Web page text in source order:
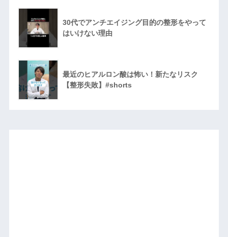
30代でアンチエイジング目的の整形をやって
はいけない理由
最近のヒアルロン酸は怖い！新たなリスク
【整形失敗】#shorts